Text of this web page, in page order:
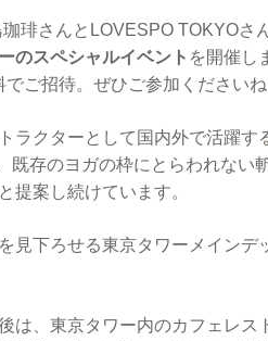
琲さんとLOVESPO TOKYOさ
のスペシャルイベント を開催し
ご招待。ぜひご参加くださいね
ラクターとして国内外で活躍す
既存のヨガの枠にとらわれない
提案し続けています。
見下ろせる東京タワーメインデ
は、東京タワー内のカフェレス